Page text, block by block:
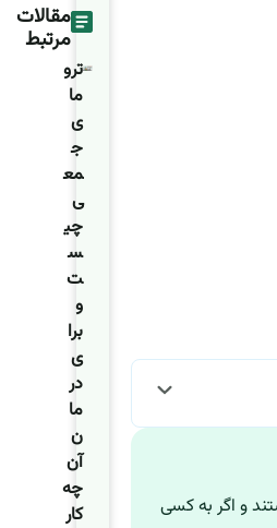
و اگر به کسی
مقالات
مرتبط
ترو
ما
ی
ج
مع
ی
چی
س
ت
و
برا
ی
در
ما
ن
آن
چه
کار